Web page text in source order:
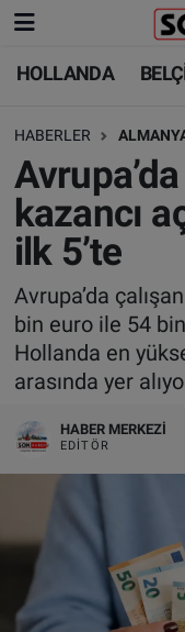
HOLLANDA
HABERLER
kazancı
ilk 5’te
Avrupa’da
bin euro ile 54
Hollanda en
arasında yer
HABER MERKEZI
EDITÖR
HOLLANDA
BELÇİKA
ALMANYA
FRANSA
AVUSTURYA
SAĞLIK -
BİLİM-
HOLLANDA
BELÇİKA
ALMANYA
TÜRKİYE
DÜNYA
BİLİM-
SAĞLIK
FOTO GALERİ
VIDEO GALERİ
ALGEMENE
Nöbetçi
Hava Durumu
Trafik Durumu
Süper Lig
Tüm
Son Dakika
Haber Arşivi